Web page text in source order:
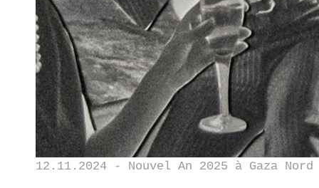
12.11.2024 - Nouvel An 2025 à Gaza Nord